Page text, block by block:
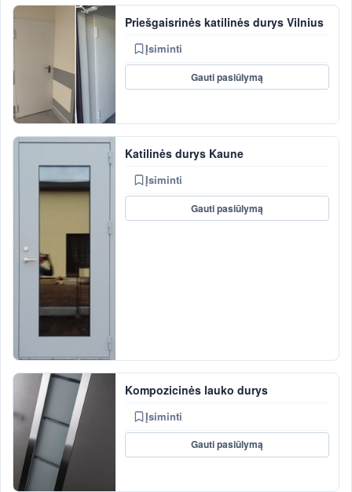
Priešgaisrinės katilinės durys Vilnius
Įsiminti
Gauti pasiūlymą
Katilinės durys Kaune
Įsiminti
Gauti pasiūlymą
Kompozicinės lauko durys
Įsiminti
Gauti pasiūlymą